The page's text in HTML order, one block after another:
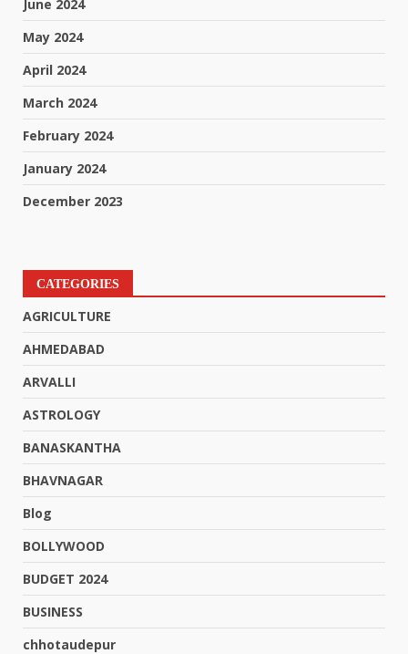
June 2024
May 2024
April 2024
March 2024
February 2024
January 2024
December 2023
CATEGORIES
AGRICULTURE
AHMEDABAD
ARVALLI
ASTROLOGY
BANASKANTHA
BHAVNAGAR
Blog
BOLLYWOOD
BUDGET 2024
BUSINESS
chhotaudepur